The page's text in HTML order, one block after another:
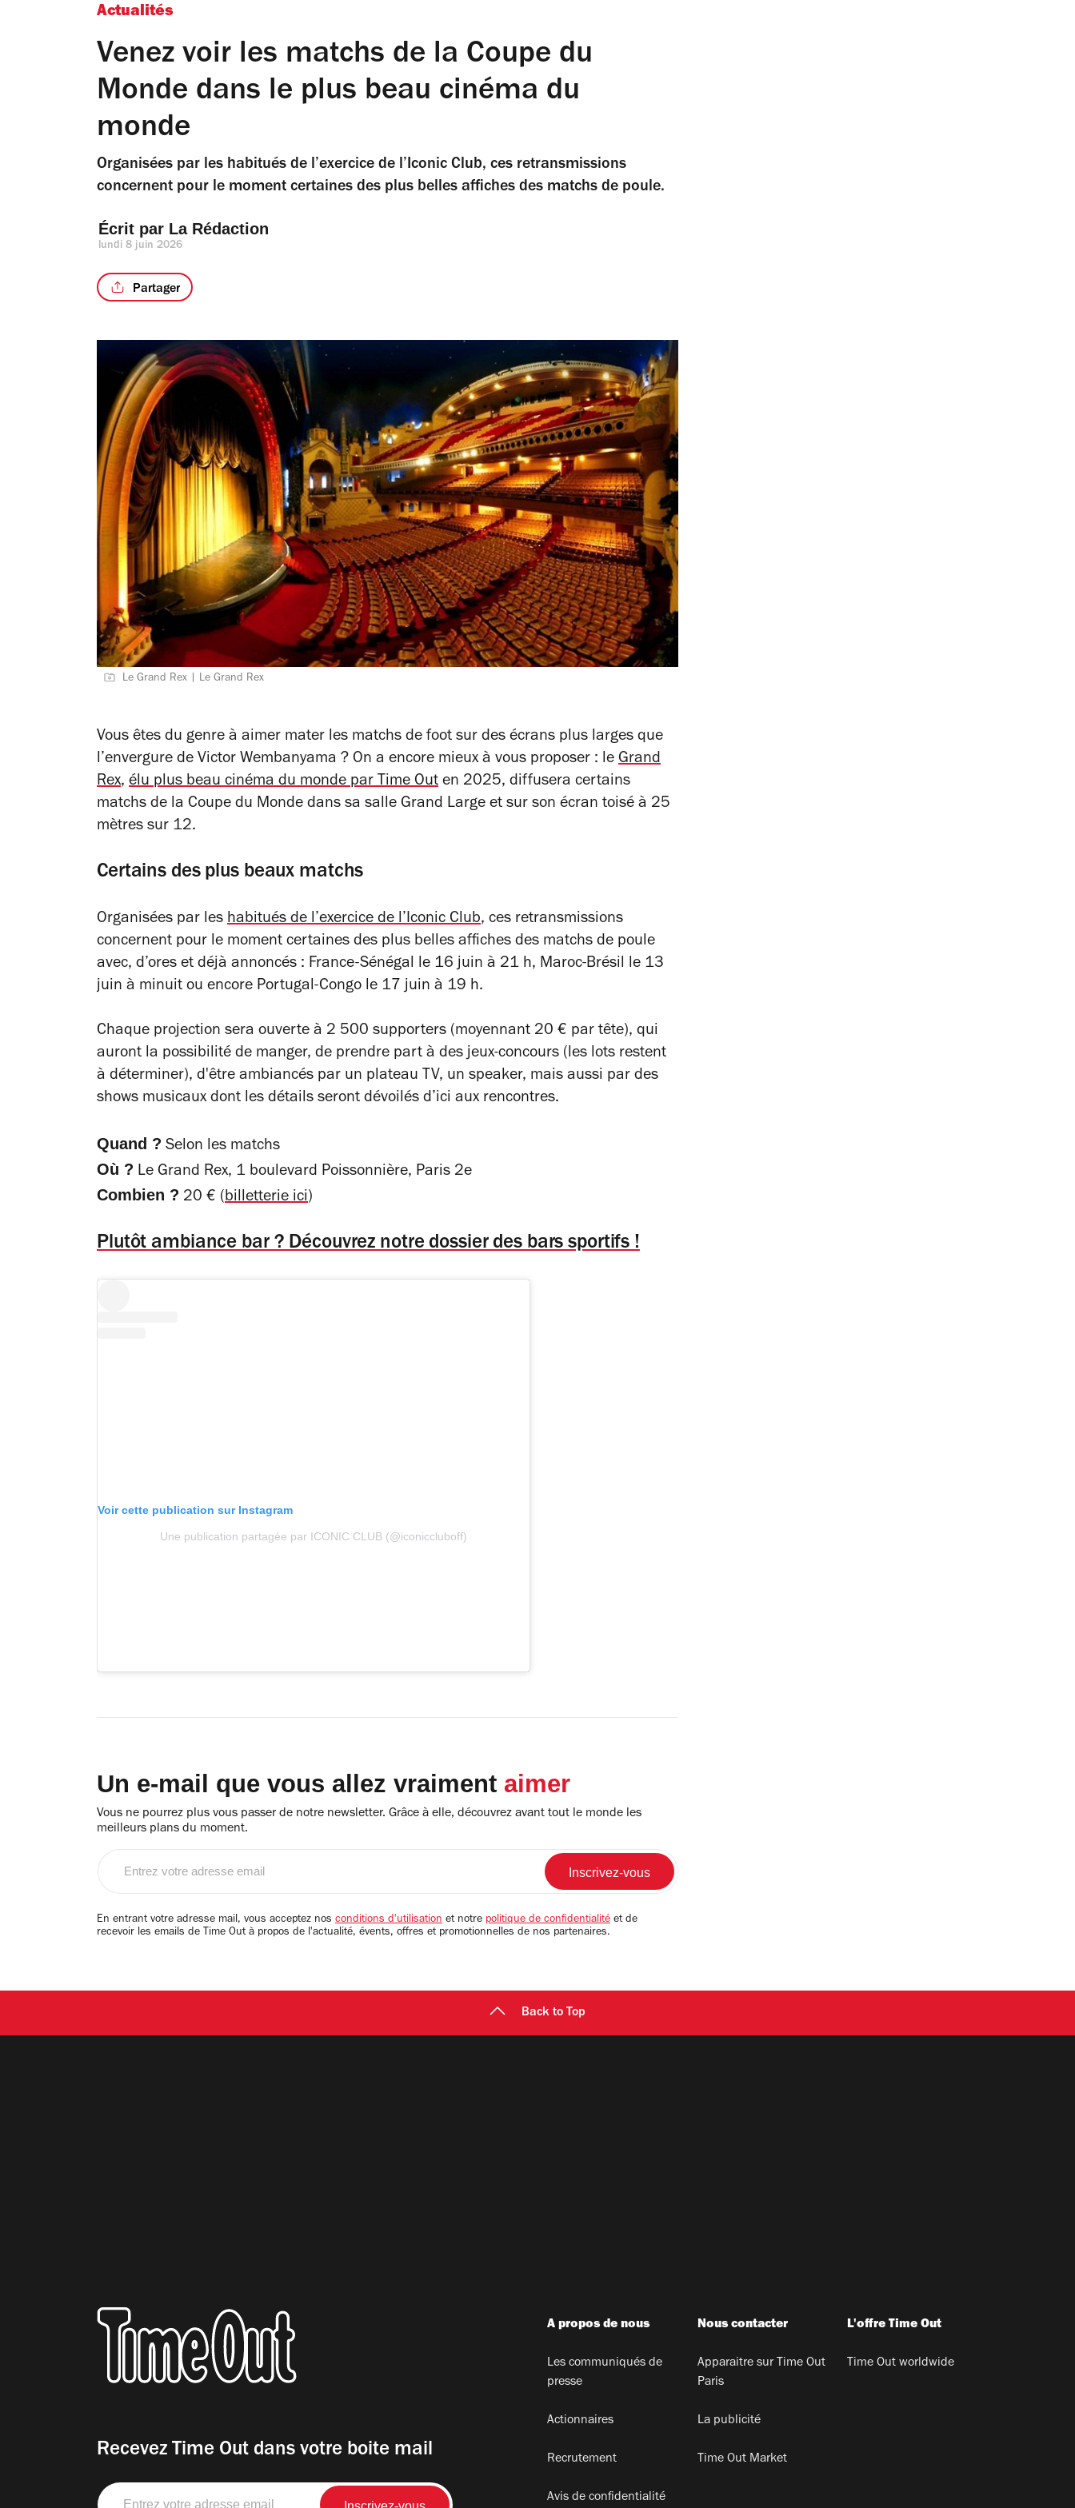
Actualités
Venez voir les matchs de la Coupe du
Monde dans le plus beau cinéma du
monde
Organisées par les habitués de l’exercice de l’Iconic Club, ces retransmissions
concernent pour le moment certaines des plus belles affiches des matchs de poule.
Écrit par La Rédaction
lundi 8 juin 2026
Partager
Le Grand Rex | Le Grand Rex
Vous êtes du genre à aimer mater les matchs de foot sur des écrans plus larges que
l’envergure de Victor Wembanyama ? On a encore mieux à vous proposer : le Grand
Rex, élu plus beau cinéma du monde parTime Out en 2025, diffusera certains
matchs de la Coupe du Monde dans sa salle Grand Large et sur son écran toisé à 25
mètres sur 12.
Certains des plus beaux matchs
Organisées par les habitués de l’exercice de l’Iconic Club, ces retransmissions
concernent pour le moment certaines des plus belles affiches des matchs de poule
avec, d’ores et déjà annoncés : France-Sénégal le 16 juin à 21 h, Maroc-Brésil le 13
juin à minuit ou encore Portugal-Congo le 17 juin à 19 h.
Chaque projection sera ouverte à 2 500 supporters (moyennant 20 € par tête), qui
auront la possibilité de manger, de prendre part à des jeux-concours (les lots restent
à déterminer), d'être ambiancés par un plateau TV, un speaker, mais aussi par des
shows musicaux dont les détails seront dévoilés d’ici aux rencontres.
Quand ? Selon les matchs
Où ? Le Grand Rex, 1 boulevard Poissonnière, Paris 2e
Combien ? 20 € (billetterie ici)
Plutôt ambiance bar ? Découvrez notre dossier des bars sportifs !
Voir cette publication sur Instagram
Une publication partagée par ICONIC CLUB (@iconiccluboff)
Un e-mail que vous allez vraiment aimer
Vous ne pourrez plus vous passer de notre newsletter. Grâce à elle, découvrez avant tout le monde les
meilleurs plans du moment.
email
En entrant votre adresse mail, vous acceptez nos conditions d'utilisation et notre politique de confidentialité et de
recevoir les emails de Time Out à propos de l'actualité, évents, offres et promotionnelles de nos partenaires.
Back to Top
Recevez Time Out dans votre boite mail
Entrez
A propos de nous
Les communiqués de
presse
Actionnaires
Recrutement
Avis de confidentialité
Nous contacter
Apparaitre sur Time Out
Paris
La publicité
Time Out Market
L'offre Time Out
Time Out worldwide